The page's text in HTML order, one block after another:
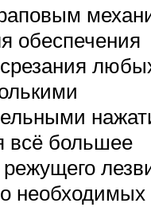
обеспечения
срезания
всё большее
необходимых